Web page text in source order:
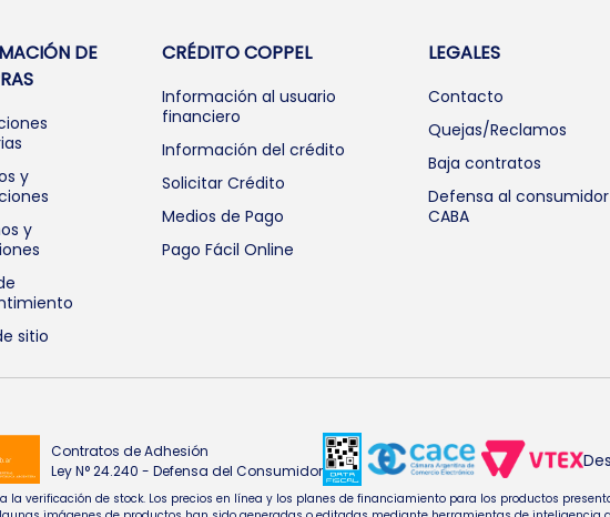
DE
y
y
sitio
CRÉDITO COPPEL
Información al usuario
financiero
Información del crédito
Solicitar Crédito
Medios de Pago
Pago Fácil Online
LEGALES
Contacto
Quejas/Reclamos
Baja contratos
Defensa al consumidor
CABA
Contratos de Adhesión
Ley N° 24.240 - Defensa del Consumidor
verificación de stock. Los precios en línea y los planes de financiamiento para los productos